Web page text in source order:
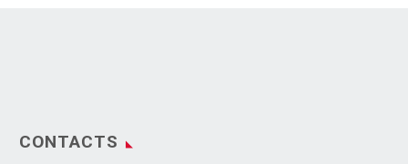
CONTACTS